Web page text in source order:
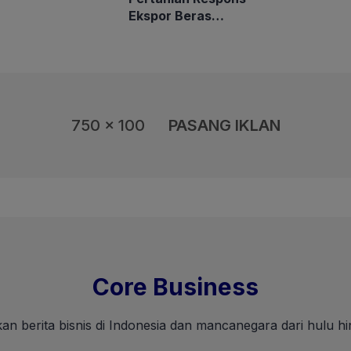
Ekspor Beras
750 x 100 PASANG IKLAN
Core Business
berita bisnis di Indonesia dan mancanegara dari hulu